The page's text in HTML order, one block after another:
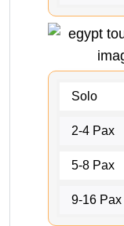
Solo
2-4 Pax
5-8 Pax
9-16 Pax